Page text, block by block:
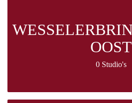
OOST
0 Studio's